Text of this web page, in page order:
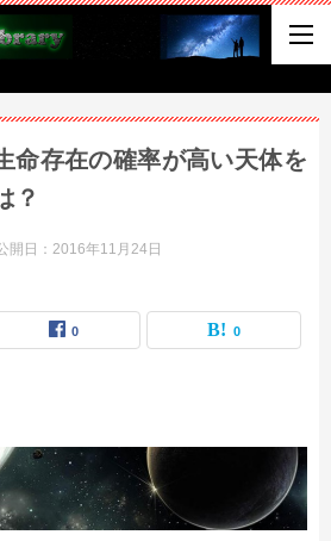
命存在の確率が高い天体を
？
開日： 2016年11月24日
0 0